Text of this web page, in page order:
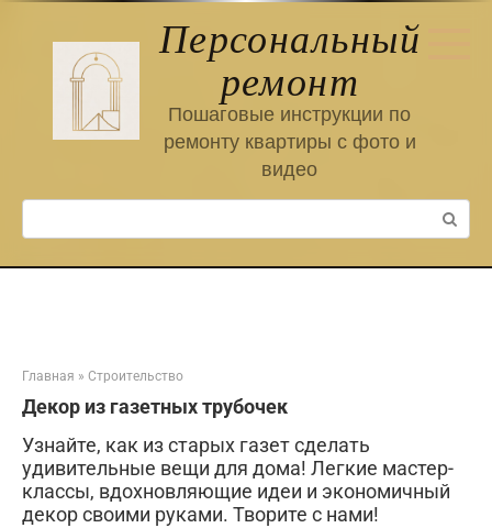
Персональный
ремонт
Пошаговые инструкции по
ремонту квартиры с фото и
видео
Поиск:
Главная » Строительство
Декор из газетных трубочек
Узнайте, как из старых газет сделать
удивительные вещи для дома! Легкие мастер-
классы, вдохновляющие идеи и экономичный
декор своими руками. Творите с нами!